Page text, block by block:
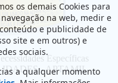
Específicas
- APTAMIL
os demais Cookies para
na web, medir e
e publicidade de
site e em outros) e
sociais.
a qualquer momento